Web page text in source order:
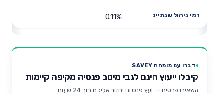
0.11%
דברו עם מומחה SAVEY
קיבלו ייעוץ חינם לגבי מיטב פנסיה מקיפה קיימות
השאירו פרטים — יועץ פנסיוני יחזור אליכם תוך 24 שעות.